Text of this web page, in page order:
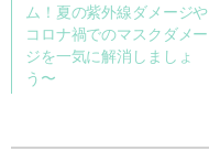
ム！夏の紫外線ダメージや
コロナ禍でのマスクダメー
ジを一気に解消しましょ
う〜